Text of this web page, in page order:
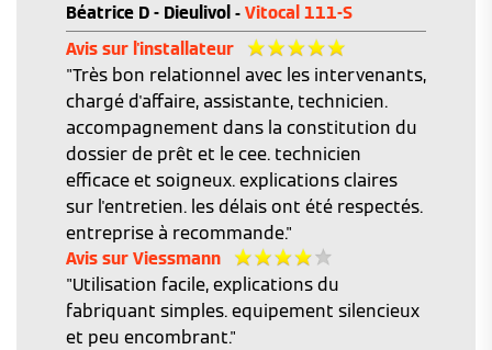
Béatrice D - Dieulivol - Vitocal 111-S
Avis sur l'installateur
"Très bon relationnel avec les intervenants,
chargé d'affaire, assistante, technicien.
accompagnement dans la constitution du
dossier de prêt et le cee. technicien
efficace et soigneux. explications claires
sur l'entretien. les délais ont été respectés.
entreprise à recommande."
Avis sur Viessmann
"Utilisation facile, explications du
fabriquant simples. equipement silencieux
et peu encombrant."